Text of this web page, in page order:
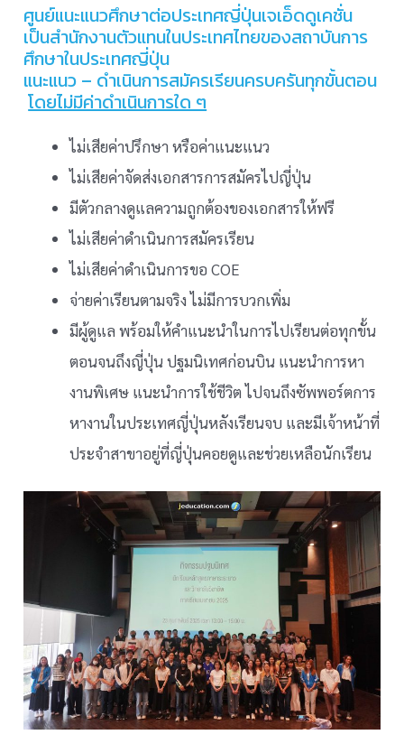
ศูนย์แนะแนวศึกษาต่อประเทศญี่ปุ่นเจเอ็ดดูเคชั่น
เป็นสำนักงานตัวแทนในประเทศไทยของสถาบันการ
ศึกษาในประเทศญี่ปุ่น
แนะแนว – ดำเนินการสมัครเรียนครบครันทุกขั้นตอน
โดยไม่มีค่าดำเนินการใด ๆ
ไม่เสียค่าปรึกษา หรือค่าแนะแนว
ไม่เสียค่าจัดส่งเอกสารการสมัครไปญี่ปุ่น
มีตัวกลางดูแลความถูกต้องของเอกสารให้ฟรี
ไม่เสียค่าดำเนินการสมัครเรียน
ไม่เสียค่าดำเนินการขอ COE
จ่ายค่าเรียนตามจริง ไม่มีการบวกเพิ่ม
มีผู้ดูแล พร้อมให้คำแนะนำในการไปเรียนต่อทุกขั้น
ตอนจนถึงญี่ปุ่น ปฐมนิเทศก่อนบิน แนะนำการหา
งานพิเศษ แนะนำการใช้ชีวิต ไปจนถึงซัพพอร์ตการ
หางานในประเทศญี่ปุ่นหลังเรียนจบ และมีเจ้าหน้าที่
ประจำสาขาอยู่ที่ญี่ปุ่นคอยดูและช่วยเหลือนักเรียน